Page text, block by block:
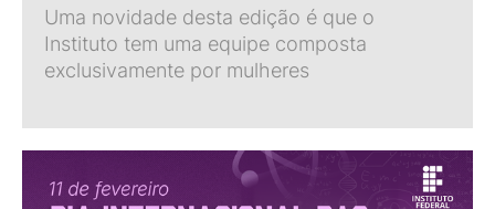
Uma novidade desta edição é que o
Instituto tem uma equipe composta
exclusivamente por mulheres